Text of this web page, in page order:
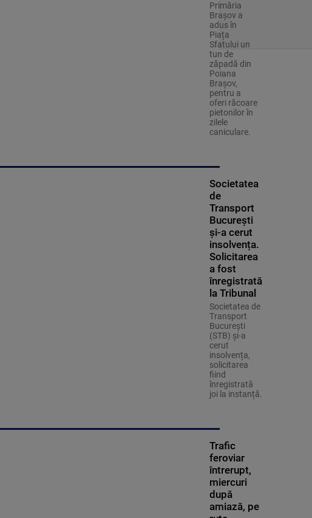
Primăria
Brașov a
adus în
Piața
Sfatului un
tun de
zăpadă din
Poiana
Brașov,
pentru a
oferi răcoare
pietonilor în
zilele
caniculare.
Societatea
de
Transport
București
și-a cerut
insolvența.
Solicitarea
a fost
înregistrată
la Tribunal
Societatea de
Transport
București
(STB) și-a
cerut
insolvența,
solicitarea
fiind
înregistrată
joi la instanță.
Trafic
feroviar
întrerupt,
miercuri
după
amiază, pe